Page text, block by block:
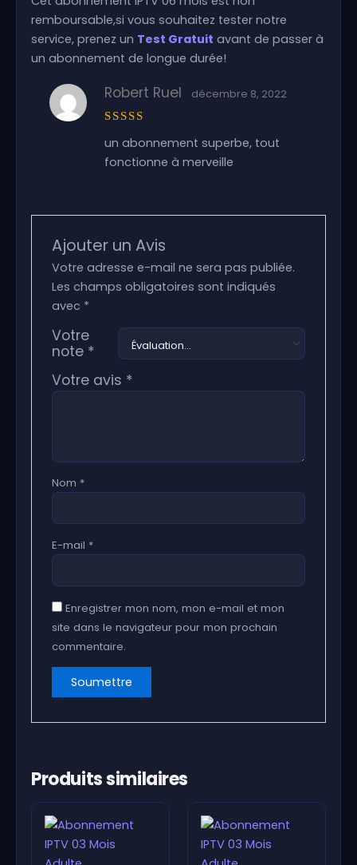
remboursable,si vous souhaitez tester notre
service, prenez un Test Gratuit avant de passer à
un abonnement de longue durée!
sur 5
Robert Ruel décembre 8, 2022
un abonnement superbe, tout
fonctionne à merveille
Ajouter un Avis
Votre adresse e-mail ne sera pas publiée.
Les champs obligatoires sont indiqués
avec *
Votre
note *
Votre avis *
Nom *
E-mail *
Enregistrer mon nom, mon e-mail et mon
site dans le navigateur pour mon prochain
commentaire.
Produits similaires